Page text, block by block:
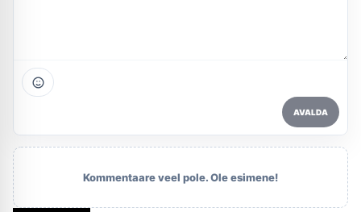
AVALDA
Kommentaare veel pole. Ole esimene!